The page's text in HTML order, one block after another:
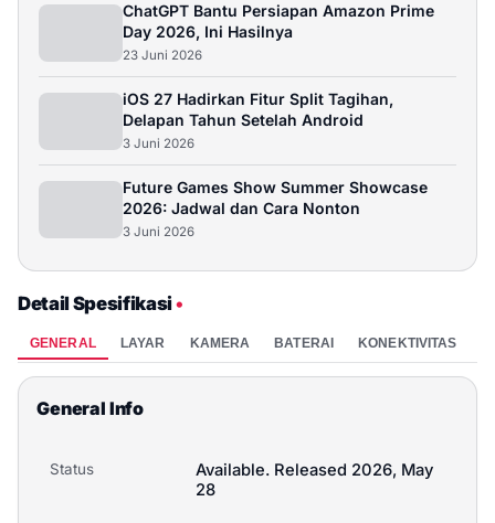
ChatGPT Bantu Persiapan Amazon Prime
Day 2026, Ini Hasilnya
23 Juni 2026
iOS 27 Hadirkan Fitur Split Tagihan,
Delapan Tahun Setelah Android
3 Juni 2026
Future Games Show Summer Showcase
2026: Jadwal dan Cara Nonton
3 Juni 2026
Detail Spesifikasi•
GENERAL LAYAR KAMERA BATERAI KONEKTIVITAS
General Info
Status
Available. Released 2026, May
28